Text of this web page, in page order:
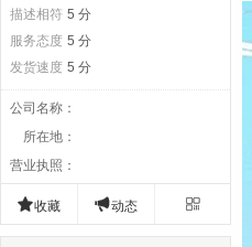
描述相符 5 分
服务态度 5 分
发货速度 5 分
公司名称 ：
所在地 ：
营业执照 ：
收藏 动态 